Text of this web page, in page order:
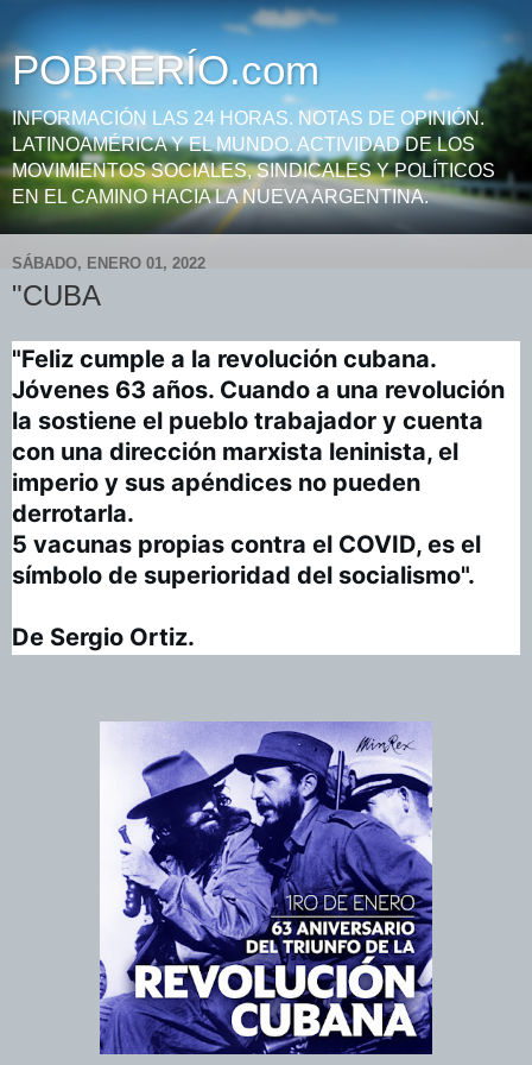
POBRERÍO.com
INFORMACIÓN LAS 24 HORAS. NOTAS DE OPINIÓN.
LATINOAMÉRICA Y EL MUNDO. ACTIVIDAD DE LOS
MOVIMIENTOS SOCIALES, SINDICALES Y POLÍTICOS
EN EL CAMINO HACIA LA NUEVA ARGENTINA.
SÁBADO, ENERO 01, 2022
"CUBA
"Feliz cumple a la revolución cubana.
Jóvenes 63 años. Cuando a una revolución
la sostiene el pueblo trabajador y cuenta
con una dirección marxista leninista, el
imperio y sus apéndices no pueden
derrotarla.
5 vacunas propias contra el COVID, es el
símbolo de superioridad del socialismo".
De Sergio Ortiz.